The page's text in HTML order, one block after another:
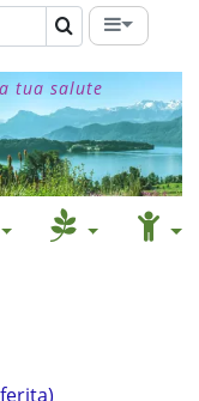
tua salute